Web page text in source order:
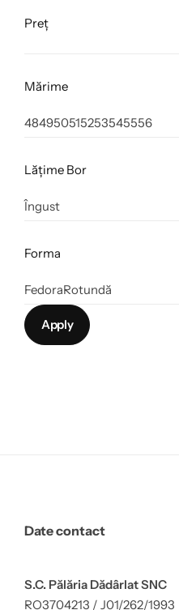
Preț
Mărime
484950515253545556
Lățime Bor
Îngust
Forma
FedoraRotundă
Apply
Date contact
S.C. Pălăria Dădârlat SNC
RO3704213 / J01/262/1993